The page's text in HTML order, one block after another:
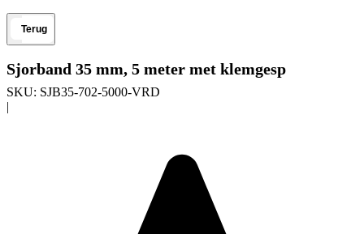
Terug
Sjorband 35 mm, 5 meter met klemgesp
SKU: SJB35-702-5000-VRD
|